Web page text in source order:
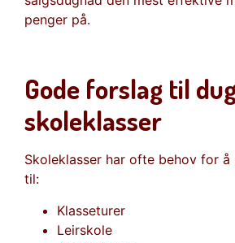
penger på.
Gode forslag til
skoleklasser
Skoleklasser har ofte behov for å
til:
Klasseturer
Leirskole